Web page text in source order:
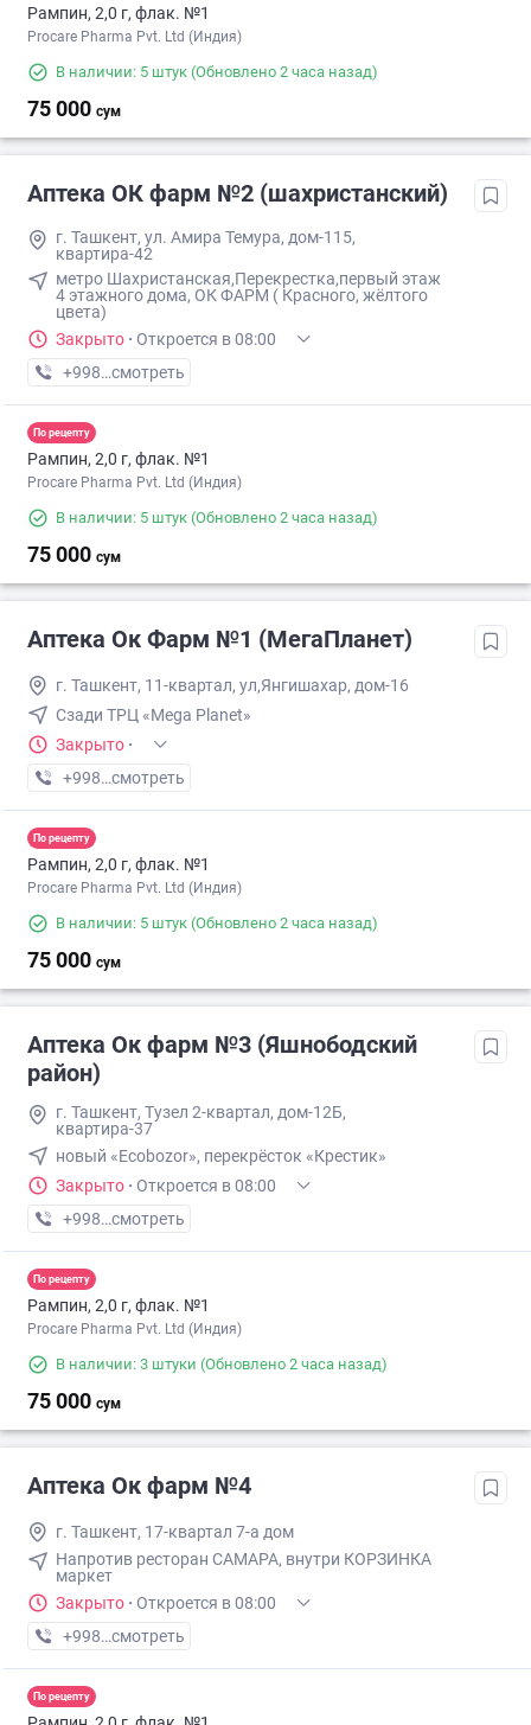
Рампин, 2,0 г, флак. №1
Procare Pharma Pvt. Ltd (Индия)
В наличии: 5 штук (Обновлено 2 часа назад)
75 000 сум
Аптека ОК фарм №2 (шахристанский)
г. Ташкент, ул. Амира Темура, дом-115,
квартира-42
метро Шахристанская,Перекрестка,первый этаж
4 этажного дома, ОК ФАРМ ( Красного, жёлтого
цвета)
Закрыто · Откроется в 08:00
+998 (90) XXX-XX-XX
смотреть
По рецепту
Рампин, 2,0 г, флак. №1
Procare Pharma Pvt. Ltd (Индия)
В наличии: 5 штук (Обновлено 2 часа назад)
75 000 сум
Аптека Ок Фарм №1 (МегаПланет)
г. Ташкент, 11-квартал, ул,Янгишахар, дом-16
Сзади ТРЦ «Mega Planet»
Закрыто ·
+998 (90) XXX-XX-XX
смотреть
По рецепту
Рампин, 2,0 г, флак. №1
Procare Pharma Pvt. Ltd (Индия)
В наличии: 5 штук (Обновлено 2 часа назад)
75 000 сум
Аптека Ок фарм №3 (Яшнободский
район)
г. Ташкент, Тузел 2-квартал, дом-12Б,
квартира-37
новый «Ecobozor», перекрёсток «Крестик»
Закрыто · Откроется в 08:00
+998 (90) XXX-XX-XX
смотреть
По рецепту
Рампин, 2,0 г, флак. №1
Procare Pharma Pvt. Ltd (Индия)
В наличии: 3 штуки (Обновлено 2 часа назад)
75 000 сум
Аптека Ок фарм №4
г. Ташкент, 17-квартал 7-а дом
Напротив ресторан САМАРА, внутри КОРЗИНКА
маркет
Закрыто · Откроется в 08:00
+998 (90) XXX-XX-XX
смотреть
По рецепту